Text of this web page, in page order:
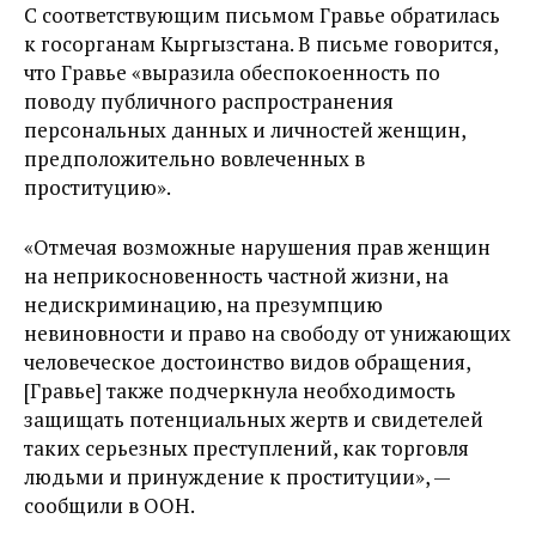
С соответствующим письмом Гравье обратилась
к госорганам Кыргызстана. В письме говорится,
что Гравье «выразила обеспокоенность по
поводу публичного распространения
персональных данных и личностей женщин,
предположительно вовлеченных в
проституцию».
«Отмечая возможные нарушения прав женщин
на неприкосновенность частной жизни, на
недискриминацию, на презумпцию
невиновности и право на свободу от унижающих
человеческое достоинство видов обращения,
[Гравье] также подчеркнула необходимость
защищать потенциальных жертв и свидетелей
таких серьезных преступлений, как торговля
людьми и принуждение к проституции», —
сообщили в ООН.